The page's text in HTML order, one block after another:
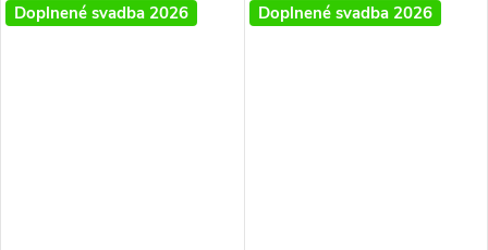
Doplnené svadba 2026 Doplnené svadba 2026